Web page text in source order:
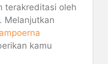
terakreditasi oleh
Melanjutkan
kamu